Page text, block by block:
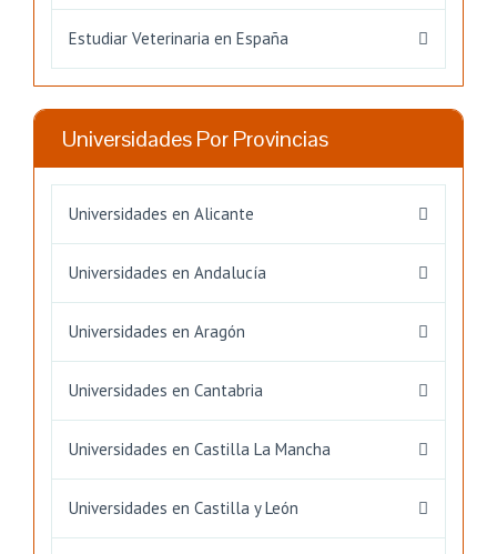
Estudiar Veterinaria en España
Universidades Por Provincias
Universidades en Alicante
Universidades en Andalucía
Universidades en Aragón
Universidades en Cantabria
Universidades en Castilla La Mancha
Universidades en Castilla y León